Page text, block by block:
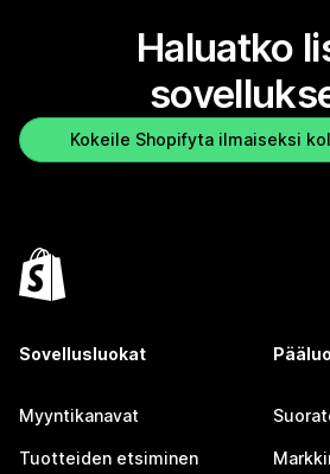
Haluatko
Kokeile Shopifyta ilmaiseksi
Sovellusluokat
Myyntikanavat
Tuotteiden etsiminen